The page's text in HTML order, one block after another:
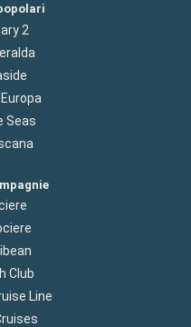
2
Seas
Club
Line